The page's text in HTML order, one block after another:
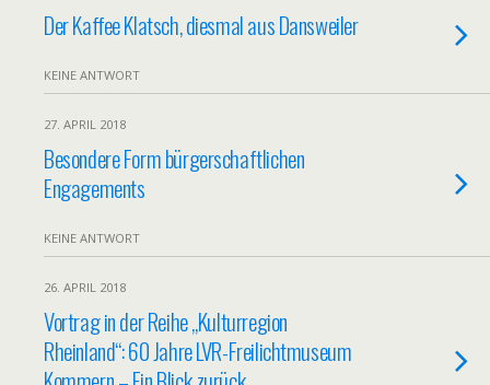
Der Kaffee Klatsch, diesmal aus Dansweiler
KEINE ANTWORT
27. APRIL 2018
Besondere Form bürgerschaftlichen
Engagements
KEINE ANTWORT
26. APRIL 2018
Vortrag in der Reihe „Kulturregion
Rheinland“: 60 Jahre LVR-Freilichtmuseum